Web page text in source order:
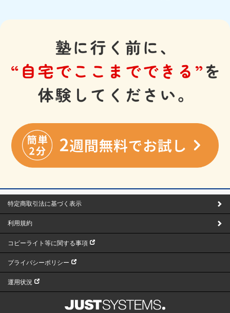
特定商取引法に基づく表示
利用規約
コピーライト等に関する事項
プライバシーポリシー
運用状況